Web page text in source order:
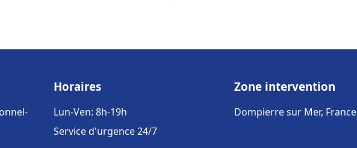
Horaires
Lun-Ven: 8h-19h
Service d'urgence 24/7
Zone intervention
Dompierre sur Mer, France